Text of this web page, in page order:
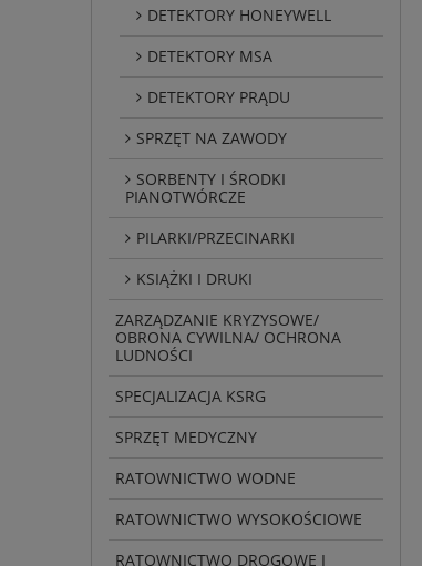
DETEKTORY HONEYWELL
DETEKTORY MSA
DETEKTORY PRĄDU
SPRZĘT NA ZAWODY
SORBENTY I ŚRODKI
PIANOTWÓRCZE
PILARKI/PRZECINARKI
KSIĄŻKI I DRUKI
ZARZĄDZANIE KRYZYSOWE/
OBRONA CYWILNA/ OCHRONA
LUDNOŚCI
SPECJALIZACJA KSRG
SPRZĘT MEDYCZNY
RATOWNICTWO WODNE
RATOWNICTWO WYSOKOŚCIOWE
RATOWNICTWO DROGOWE I